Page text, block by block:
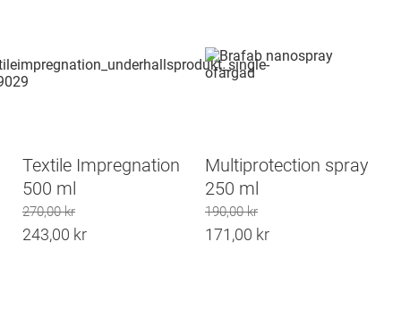
Textile Impregnation
500 ml
270,00kr
Det
243,00 kr
Multiprotection spray
250 ml
190,00kr
Det
171,00 kr